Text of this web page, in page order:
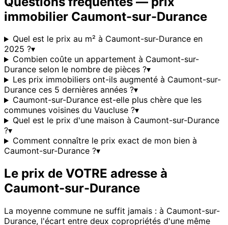
immobilier Caumont-sur-Durance
Quel est le prix au m² à Caumont-sur-Durance en
2025 ?▾
Combien coûte un appartement à Caumont-sur-
Durance selon le nombre de pièces ?▾
Les prix immobiliers ont-ils augmenté à Caumont-sur-
Durance ces 5 dernières années ?▾
Caumont-sur-Durance est-elle plus chère que les
communes voisines du Vaucluse ?▾
Quel est le prix d'une maison à Caumont-sur-Durance
?▾
Comment connaître le prix exact de mon bien à
Caumont-sur-Durance ?▾
Le prix de VOTRE adresse à
Caumont-sur-Durance
La moyenne commune ne suffit jamais : à Caumont-sur-
Durance, l'écart entre deux copropriétés d'une même